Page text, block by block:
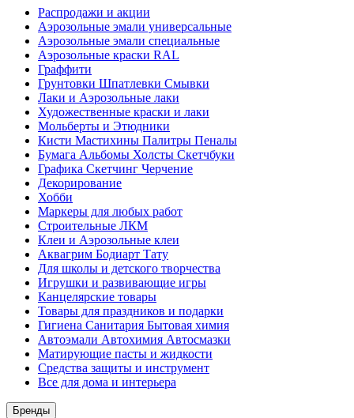
Распродажи и акции
Аэрозольные эмали универсальные
Аэрозольные эмали специальные
Аэрозольные краски RAL
Граффити
Грунтовки Шпатлевки Смывки
Лаки и Аэрозольные лаки
Художественные краски и лаки
Мольберты и Этюдники
Кисти Мастихины Палитры Пеналы
Бумага Альбомы Холсты Скетчбуки
Графика Скетчинг Черчение
Декорирование
Хобби
Маркеры для любых работ
Строительные ЛКМ
Клеи и Аэрозольные клеи
Аквагрим Бодиарт Тату
Для школы и детского творчества
Игрушки и развивающие игры
Канцелярские товары
Товары для праздников и подарки
Гигиена Санитария Бытовая химия
Автоэмали Автохимия Автосмазки
Матирующие пасты и жидкости
Средства защиты и инструмент
Все для дома и интерьера
Бренды